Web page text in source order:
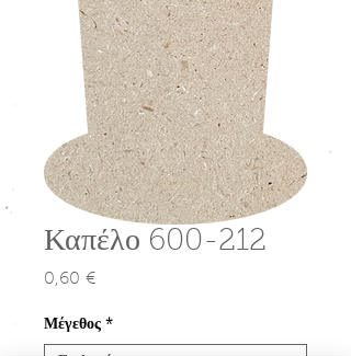
Καπέλο 600-212
0,60 €Τιμή
Μέγεθος *